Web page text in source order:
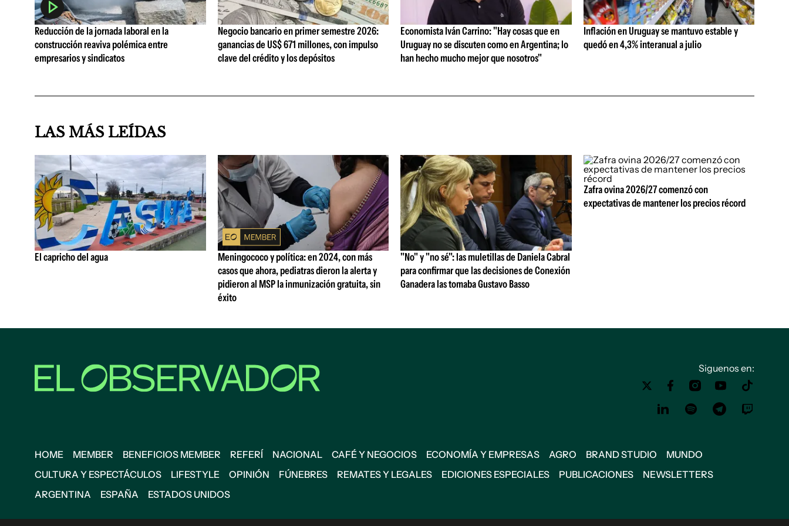
Reducción de la jornada laboral en la
construcción reaviva polémica entre
empresarios y sindicatos
Negocio bancario en primer semestre 2026:
ganancias de US$ 671 millones, con impulso
clave del crédito y los depósitos
Economista Iván Carrino: "Hay cosas que en
Uruguay no se discuten como en Argentina; lo
han hecho mucho mejor que nosotros"
Inflación en Uruguay se mantuvo estable y
quedó en 4,3% interanual a julio
LAS MÁS LEÍDAS
El capricho del agua
Meningococo y política: en 2024, con más
casos que ahora, pediatras dieron la alerta y
pidieron al MSP la inmunización gratuita, sin
éxito
"No" y "no sé": las muletillas de Daniela Cabral
para confirmar que las decisiones de Conexión
Ganadera las tomaba Gustavo Basso
Zafra ovina 2026/27 comenzó con
expectativas de mantener los precios récord
Siguenos en:
HOME MEMBER BENEFICIOS MEMBER REFERÍ NACIONAL CAFÉ Y NEGOCIOS ECONOMÍA Y EMPRESAS AGRO BRAND STUDIO
MUNDO
CULTURA Y ESPECTÁCULOS
LIFESTYLE OPINIÓN FÚNEBRES REMATES Y LEGALES EDICIONES ESPECIALES PUBLICACIONES
NEWSLETTERS
ARGENTINA
ESPAÑA ESTADOS UNIDOS